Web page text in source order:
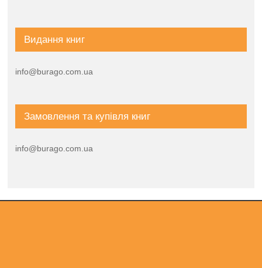
Видання книг
info@burago.com.ua
Замовлення та купівля книг
info@burago.com.ua